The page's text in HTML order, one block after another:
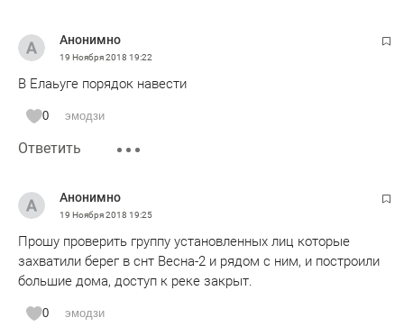
Анонимно
19 Ноября 2018 19:22
В Елаьуге порядок навести
0 эмодзи
Ответить
Анонимно
19 Ноября 2018 19:25
Прошу проверить группу установленных лиц которые
захватили берег в снт Весна-2 и рядом с ним, и построили
большие дома, доступ к реке закрыт.
0 эмодзи